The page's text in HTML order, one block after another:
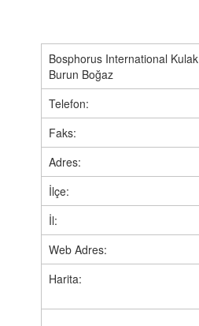
Bosphorus International Kulak
Burun Boğaz
Telefon:
Faks:
Adres:
İlçe:
İl:
Web Adres:
Harita: